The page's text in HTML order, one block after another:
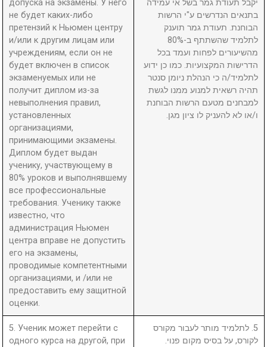
допуска на экзамены. У него
не будет каких-либо
претензий к Ньюмен центру
и/или к другим лицам или
учреждениям, если он не
будет включен в список
экзаменуемых или не
получит диплом из-за
невыполнения правил,
установленных
организациями,
принимающими экзамены.
Диплом будет выдан
ученику, участвующему в
80% уроков и выполнявшему
все профессиональные
требования. Ученику также
известно, что
администрация Ньюмен
центра вправе не допустить
его на экзамены,
проводимые компетентными
организациями, и /или не
предоставить ему защитной
оценки.
יקבל תעודת גמר בשל אי עמידה
בתנאים הנדרשים ע"י הרשות
הבוחנת. תעודת גמר תוענק
לתלמיד שהשתתף ב-80%
מהשיעורים לפחות ועמד בכל
הדרישות המקצועיות. כמו כן ידוע
לתלמיד/ה כי הנהלת ניומן סנטר
תהיה רשאית למנוע ממנו לגשת
למבחנים מטעם הרשות הבוחנת
ו/או לא להעניק לו ציון מגן.
5. Ученик может перейти с
одного курса на другой, при
5. לתלמיד מותר לעבור מקורס
לקורס, על בסיס מקום פנוי.